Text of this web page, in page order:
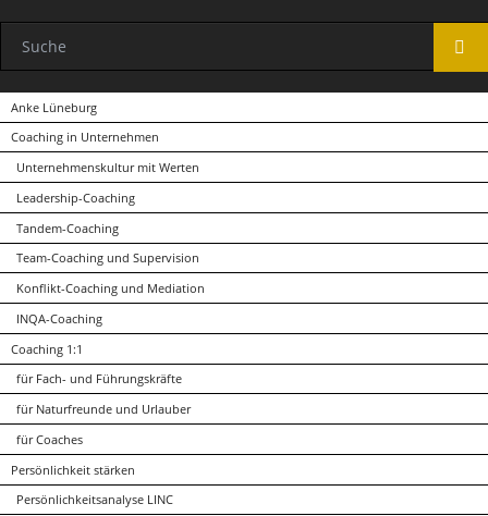
überspringen
Anke Lüneburg
Coaching in Unternehmen
Unternehmenskultur mit Werten
Leadership-Coaching
Tandem-Coaching
Team-Coaching und Supervision
Konflikt-Coaching und Mediation
INQA-Coaching
Coaching 1:1
für Fach- und Führungskräfte
für Naturfreunde und Urlauber
für Coaches
Persönlichkeit stärken
Persönlichkeitsanalyse LINC